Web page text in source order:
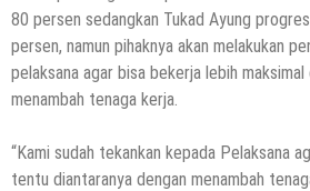
80 persen sedangkan Tukad Ayung
persen, namun pihaknya akan melakukan
pelaksana agar bisa bekerja lebih maksimal
menambah tenaga kerja.
“Kami sudah tekankan kepada Pelaksana
tentu diantaranya dengan menambah